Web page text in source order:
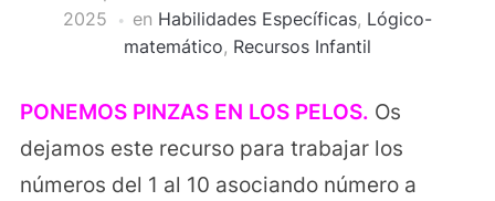
2025
en Habilidades Específicas, Lógico-
matemático, Recursos Infantil
PONEMOS PINZAS EN LOS PELOS. Os
dejamos este recurso para trabajar los
números del 1 al 10 asociando número a